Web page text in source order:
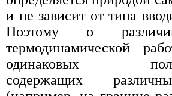
и не зависит от типа
Поэтому о
термодинамической
одинаковых
содержащих